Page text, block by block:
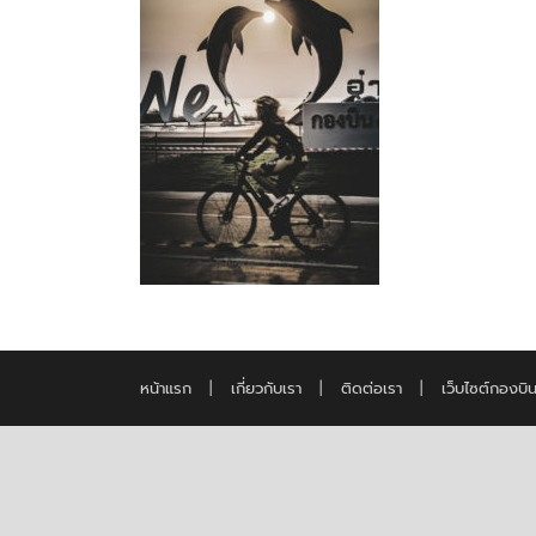
หน้าแรก | เกี่ยวกับเรา | ติดต่อเรา | เว็บไซต์กองบิ